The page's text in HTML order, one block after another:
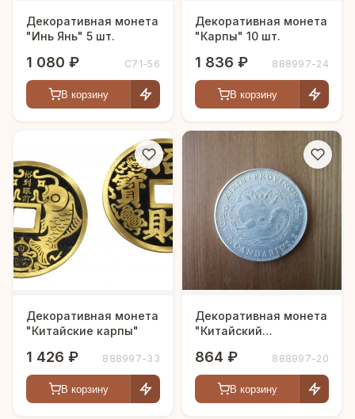
Декоративная монета
"Инь Янь" 5 шт.
1 080 ₽ С71-56
В корзину
Декоративная монета
"Карпы" 10 шт.
1 836 ₽ 888997-24
В корзину
Декоративная монета
"Китайские карпы"
1 426 ₽ 888997-33
В корзину
Декоративная монета
"Китайский
864 ₽ 888997-20
В корзину